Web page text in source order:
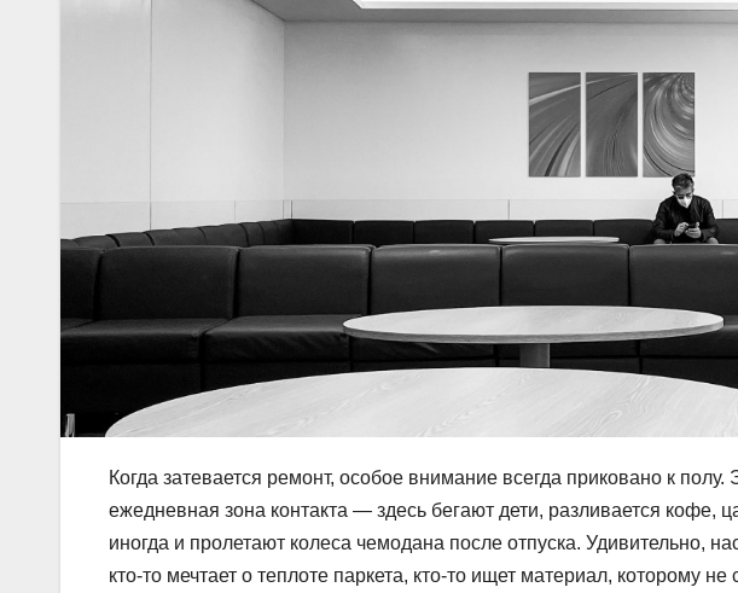
Когда затевается ремонт, особое внимание всегда приковано к
ежедневная зона контакта — здесь бегают дети, разливается
иногда и пролетают колеса чемодана после отпуска. Удивительно,
кто-то мечтает о теплоте паркета, кто-то ищет материал, которому